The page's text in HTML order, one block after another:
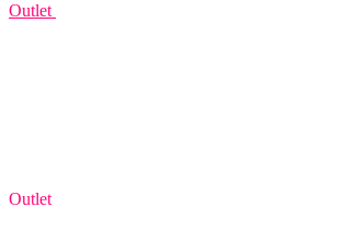
Outlet
Outlet